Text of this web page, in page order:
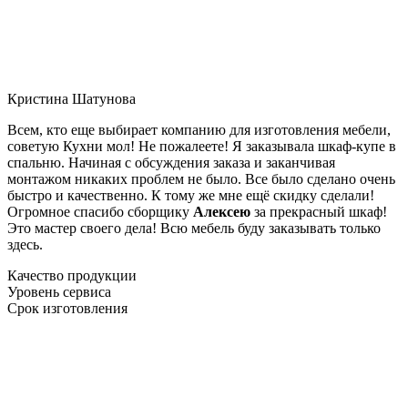
Кристина Шатунова
Всем, кто еще выбирает компанию для изготовления мебели,
советую Кухни мол! Не пожалеете! Я заказывала шкаф-купе в
спальню. Начиная с обсуждения заказа и заканчивая
монтажом никаких проблем не было. Все было сделано очень
быстро и качественно. К тому же мне ещё скидку сделали!
Огромное спасибо сборщику Алексею за прекрасный шкаф!
Это мастер своего дела! Всю мебель буду заказывать только
здесь.
Качество продукции
Уровень сервиса
Срок изготовления